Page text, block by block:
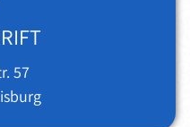
57